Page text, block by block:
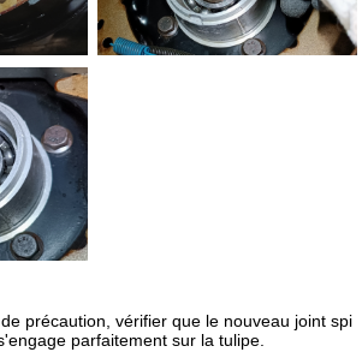
précaution, vérifier que le nouveau joint spi
parfaitement sur la tulipe.